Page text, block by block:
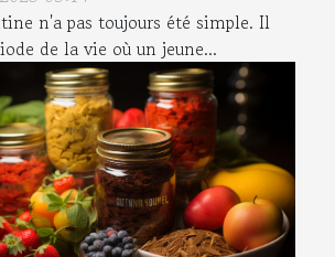
n'a pas toujours été simple. Il
de la vie où un jeune...